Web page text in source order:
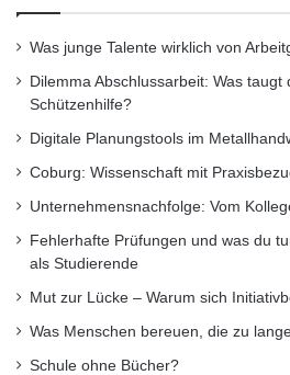
Santander Universitäten
Schwerpunkt
Hochschulförderung und
des
Milliarde Euro in
Initiativen und Projekte.
nationaler und
Santander fördert
Was junge Talente wirklich von
Dilemma Abschlussarbeit: Was taugt
Schützenhilfe?
Digitale Planungstools im
Coburg: Wissenschaft mit
Unternehmensnachfolge: Vom
Fehlerhafte Prüfungen und was du
als Studierende
Mut zur Lücke – Warum sich
Was Menschen bereuen, die zu
Schule ohne Bücher?